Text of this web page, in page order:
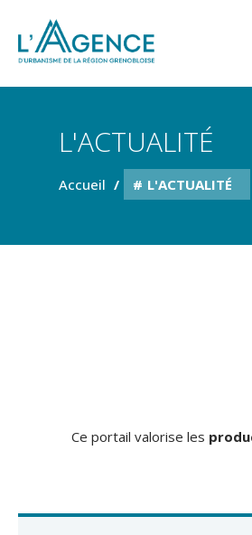
L'ACTUALITÉ
Accueil L'ACTUALITÉ
Ce portail valorise les